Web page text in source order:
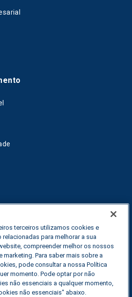
do transporte
terceiros utilizamos cookies e
para melhorar a sua
compreender melhor os nossos
marketing. Para saber mais sobre a
pode consultar a nossa Política
momento. Pode optar por não
não essenciais a qualquer momento,
não essenciais" abaixo.